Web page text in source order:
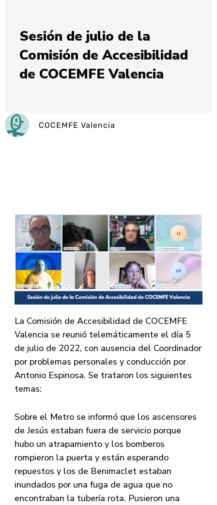
Sesión de julio de la
Comisión de Accesibilidad
de COCEMFE Valencia
COCEMFE Valencia
La Comisión de Accesibilidad de COCEMFE
Valencia se reunió telemáticamente el día 5
de julio de 2022, con ausencia del Coordinador
por problemas personales y conducción por
Antonio Espinosa. Se trataron los siguientes
temas:
Sobre el Metro se informó que los ascensores
de Jesús estaban fuera de servicio porque
hubo un atrapamiento y los bomberos
rompieron la puerta y están esperando
repuestos y los de Benimaclet estaban
inundados por una fuga de agua que no
encontraban la tubería rota. Pusieron una